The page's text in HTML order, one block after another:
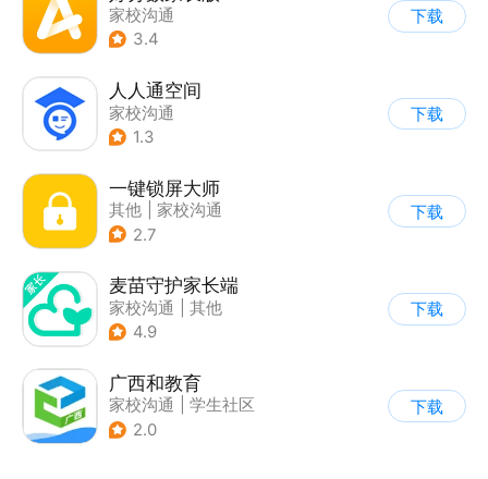
家校沟通
3.4
下载
人人通空间
家校沟通
1.3
下载
一键锁屏大师
其他
家校沟通
2.7
下载
麦苗守护家长端
家校沟通
其他
4.9
下载
广西和教育
家校沟通
学生社区
2.0
下载